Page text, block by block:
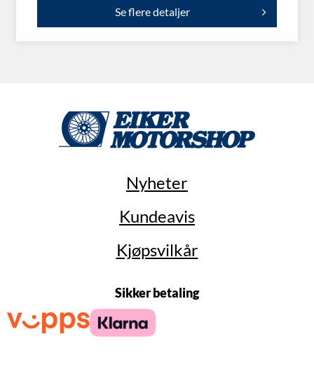
Se flere detaljer
Nyheter
Kundeavis
Kjøpsvilkår
Sikker betaling